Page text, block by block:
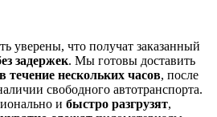
уверены, что получат заказанный
задержек. Мы готовы доставить
в течение нескольких часов, после
свободного автотранспорта.
и быстро разгрузят,